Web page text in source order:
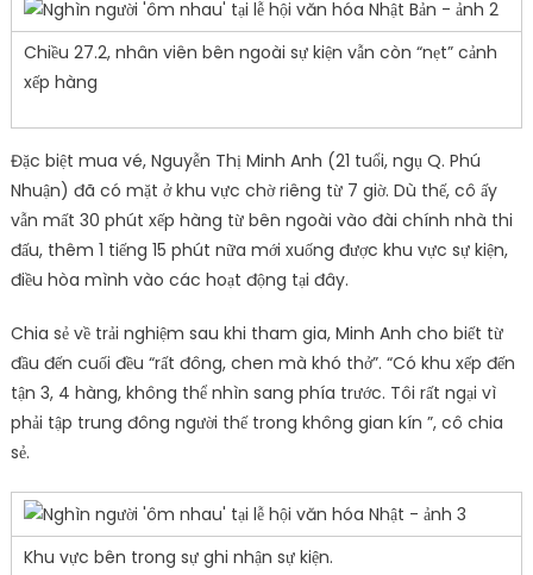
Chiều 27.2, nhân viên bên ngoài sự kiện vẫn còn “nẹt” cảnh
xếp hàng
Đặc biệt mua vé, Nguyễn Thị Minh Anh (21 tuổi, ngụ Q. Phú
Nhuận) đã có mặt ở khu vực chờ riêng từ 7 giờ. Dù thế, cô ấy
vẫn mất 30 phút xếp hàng từ bên ngoài vào đài chính nhà thi
đấu, thêm 1 tiếng 15 phút nữa mới xuống được khu vực sự kiện,
điều hòa mình vào các hoạt động tại đây.
Chia sẻ về trải nghiệm sau khi tham gia, Minh Anh cho biết từ
đầu đến cuối đều “rất đông, chen mà khó thở”. “Có khu xếp đến
tận 3, 4 hàng, không thể nhìn sang phía trước. Tôi rất ngại vì
phải tập trung đông người thế trong không gian kín ”, cô chia
sẻ.
Khu vực bên trong sự ghi nhận sự kiện.